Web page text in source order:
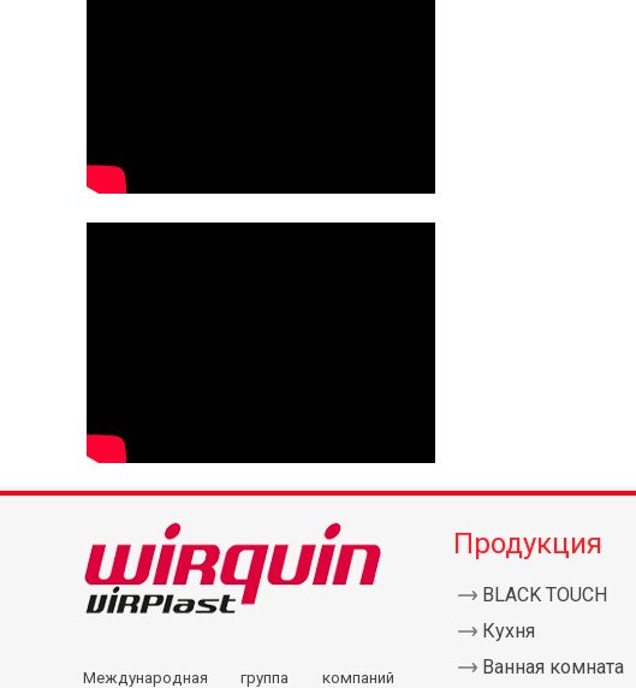
Международная группа компаний
Продукция
BLACK TOUCH
Кухня
Ванная комната